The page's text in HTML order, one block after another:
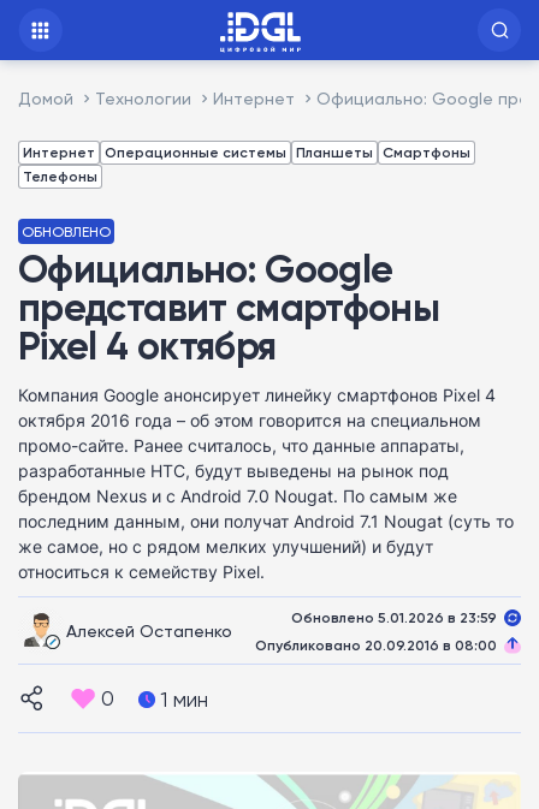
Домой Технологии Интернет Официально: Google
Интернет Операционные системы Планшеты Смартфоны
Телефоны
ОБНОВЛЕНО
Официально: Google
представит смартфоны
Pixel 4 октября
Компания Google анонсирует линейку смартфонов Pixel 4
октября 2016 года – об этом говорится на специальном
промо-сайте. Ранее считалось, что данные аппараты,
разработанные HTC, будут выведены на рынок под
брендом Nexus и с Android 7.0 Nougat. По самым же
последним данным, они получат Android 7.1 Nougat (суть то
же самое, но с рядом мелких улучшений) и будут
относиться к семейству Pixel.
Алексей Остапенко
Обновлено 5.01.2026 в 23:59
Опубликовано 20.09.2016 в 08:00
0 1 мин